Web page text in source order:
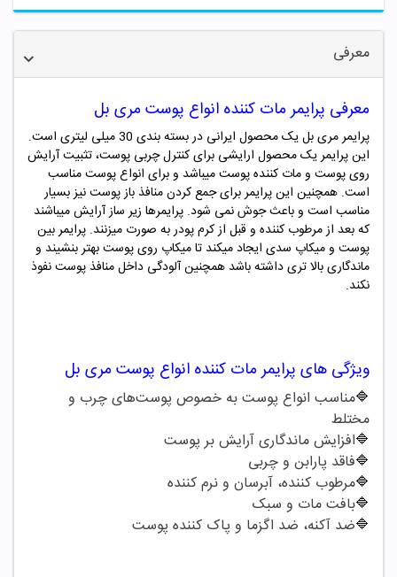
معرفی
معرفی پرایمر مات کننده انواع پوست مری بل
پرایمر مری بل یک محصول ایرانی در بسته بندی 30 میلی لیتری است.
این پرایمر یک محصول ارایشی برای کنترل چربی پوست، تثبیت آرایش
روی پوست و مات کننده پوست میباشد و برای انواع پوست مناسب
است. همچنین این پرایمر برای جمع کردن منافذ باز پوست نیز بسیار
مناسب است و باعث جوش نمی شود. پرایمرها زیر ساز آرایش میباشند
که بعد از مرطوب کننده و قبل از کرم پودر به صورت میزنند. پرایمر بین
پوست و میکاپ سدی ایجاد میکند تا میکاپ روی پوست بهتر بنشیند و
ماندگاری بالا تری داشته باشد همچنین آلودگی داخل منافذ پوست نفوذ
نکند.
ویژگی های پرایمر مات کننده انواع پوست مری بل
🔷مناسب انواع پوست به خصوص پوست‌های چرب و
مختلط
🔷افزایش ماندگاری آرایش بر پوست
🔷فاقد پارابن و چربی
🔷مرطوب کننده، آبرسان و نرم کننده
🔷بافت مات و سبک
🔷ضد آکنه، ضد اگزما و پاک کننده پوست